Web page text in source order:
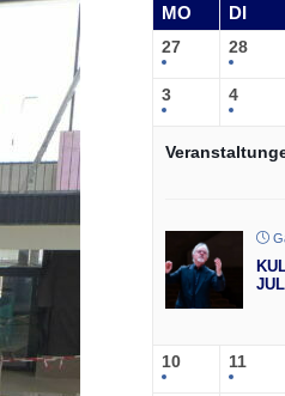
MO DI
27 28
3 4
JULI
10 11